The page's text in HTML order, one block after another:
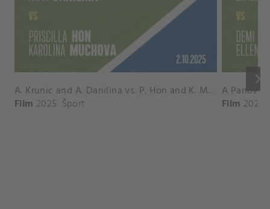
keyboard_arrow_right
A. Krunic and A. Danilina vs. P. Hon and K. Muchova Match Highlights - BEIJING_Capital Group Diamond ( October 02, 2025)
Film 2025 Šport Film 2026